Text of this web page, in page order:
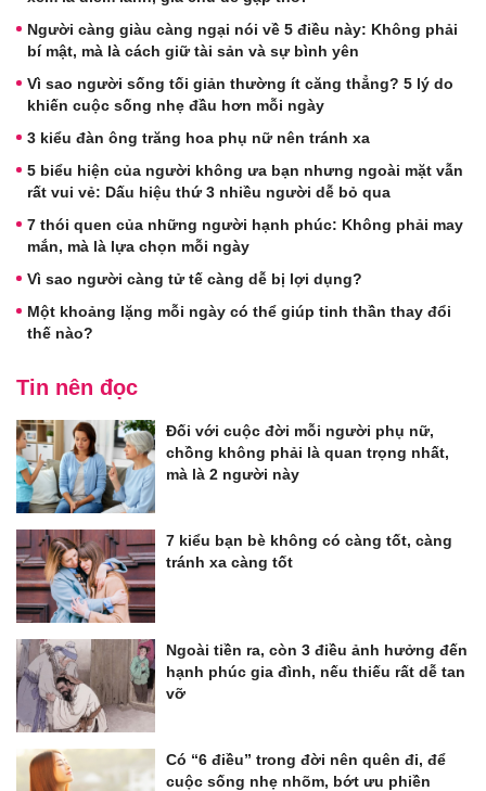
Người càng giàu càng ngại nói về 5 điều này: Không phải
bí mật, mà là cách giữ tài sản và sự bình yên
Vì sao người sống tối giản thường ít căng thẳng? 5 lý do
khiến cuộc sống nhẹ đầu hơn mỗi ngày
3 kiểu đàn ông trăng hoa phụ nữ nên tránh xa
5 biểu hiện của người không ưa bạn nhưng ngoài mặt vẫn
rất vui vẻ: Dấu hiệu thứ 3 nhiều người dễ bỏ qua
7 thói quen của những người hạnh phúc: Không phải may
mắn, mà là lựa chọn mỗi ngày
Vì sao người càng tử tế càng dễ bị lợi dụng?
Một khoảng lặng mỗi ngày có thể giúp tinh thần thay đổi
thế nào?
Tin nên đọc
Đối với cuộc đời mỗi người phụ nữ,
chồng không phải là quan trọng nhất,
mà là 2 người này
7 kiểu bạn bè không có càng tốt, càng
tránh xa càng tốt
Ngoài tiền ra, còn 3 điều ảnh hưởng đến
hạnh phúc gia đình, nếu thiếu rất dễ tan
vỡ
Có “6 điều” trong đời nên quên đi, để
cuộc sống nhẹ nhõm, bớt ưu phiền